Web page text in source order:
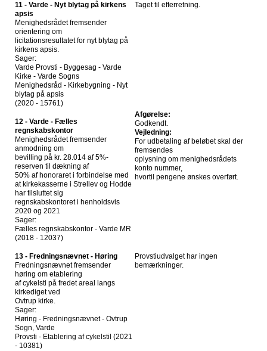
11 - Varde - Nyt blytag på kirkens
apsis
Menighedsrådet fremsender
orientering om
licitationsresultatet for nyt blytag på
kirkens apsis.
Sager:
Varde Provsti - Byggesag - Varde
Kirke - Varde Sogns
Menighedsråd - Kirkebygning - Nyt
blytag på apsis
(2020 - 15761)
Taget til efterretning.
12 - Varde - Fælles
regnskabskontor
Menighedsrådet fremsender
anmodning om
bevilling på kr. 28.014 af 5%-
reserven til dækning af
50% af honoraret i forbindelse med
at kirkekasserne i Strellev og Hodde
har tilsluttet sig
regnskabskontoret i henholdsvis
2020 og 2021
Sager:
Fælles regnskabskontor - Varde MR
(2018 - 12037)
Afgørelse:
Godkendt.
Vejledning:
For udbetaling af beløbet skal der
fremsendes
oplysning om menighedsrådets
konto nummer,
hvortil pengene ønskes overført.
13 - Fredningsnævnet - Høring
Fredningsnævnet fremsender
høring om etablering
af cykelsti på fredet areal langs
kirkediget ved
Ovtrup kirke.
Sager:
Høring - Fredningsnævnet - Ovtrup
Sogn, Varde
Provsti - Etablering af cykelstil (2021
- 10381)
Provstiudvalget har ingen
bemærkninger.